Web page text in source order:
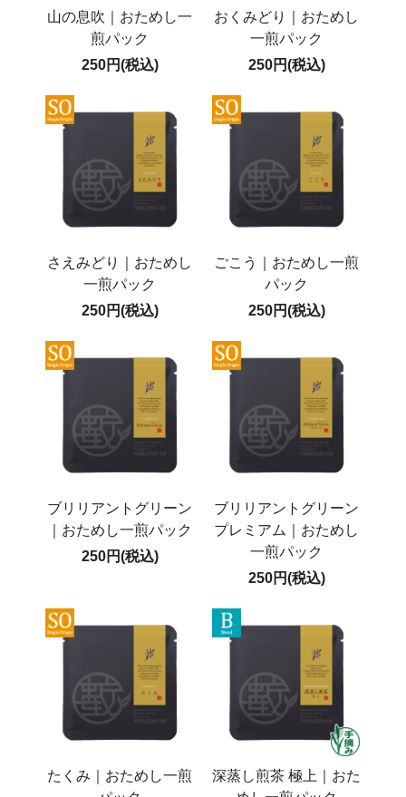
山の息吹｜おためし一
煎パック
250円(税込)
おくみどり｜おためし
一煎パック
250円(税込)
さえみどり｜おためし
一煎パック
250円(税込)
ごこう｜おためし一煎
パック
250円(税込)
ブリリアントグリーン
｜おためし一煎パック
250円(税込)
ブリリアントグリーン
プレミアム｜おためし
一煎パック
250円(税込)
たくみ｜おためし一煎
深蒸し煎茶 極上｜おた